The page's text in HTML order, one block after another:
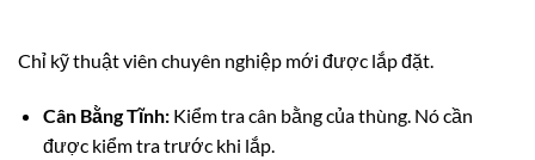
Chỉ kỹ thuật viên chuyên nghiệp mới được lắp đặt.
Cân Bằng Tĩnh:Kiểm tra cân bằng của thùng. Nó cần
được kiểm tra trước khi lắp.